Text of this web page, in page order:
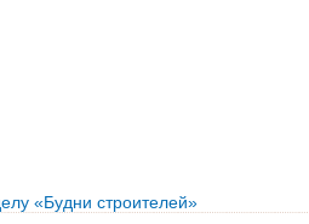
«Будни строителей»